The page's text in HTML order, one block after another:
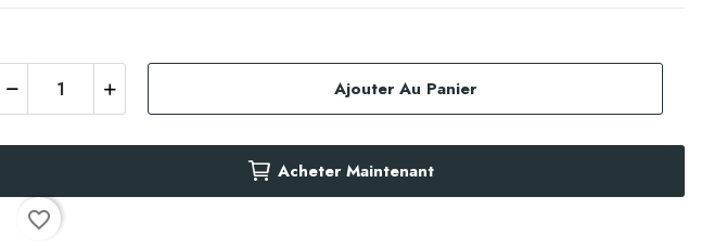
Ajouter Au Panier
Acheter Maintenant
favorite_border